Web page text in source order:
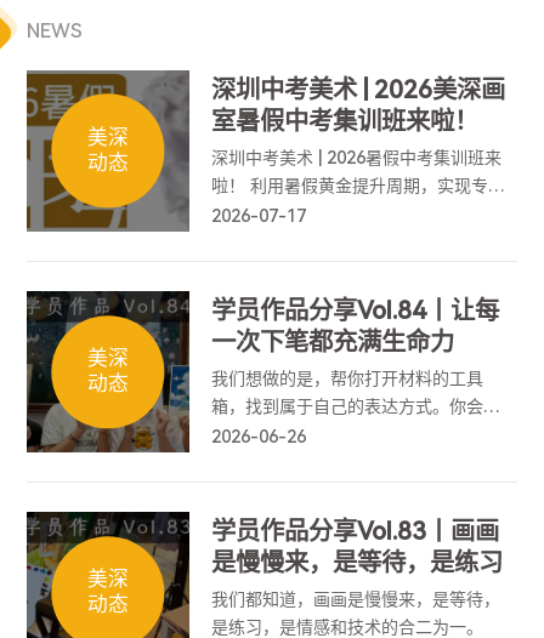
NEWS
美深
动态
深圳中考美术 | 2026美深画
室暑假中考集训班来啦！
深圳中考美术 | 2026暑假中考集训班来
啦！ 利用暑假黄金提升周期，实现专业
能力弯道超车，为中考美术筑牢基础、
2026-07-17
美深
动态
学员作品分享Vol.84丨让每
一次下笔都充满生命力
我们想做的是，帮你打开材料的工具
箱，找到属于自己的表达方式。你会懂
得如何拥抱意外，如何精准控制情绪的
2026-06-26
美深
动态
学员作品分享Vol.83丨画画
是慢慢来，是等待，是练习
我们都知道，画画是慢慢来，是等待，
是练习，是情感和技术的合二为一。